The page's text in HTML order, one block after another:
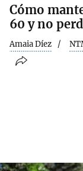
Cómo
60 y no
Amaia Díez